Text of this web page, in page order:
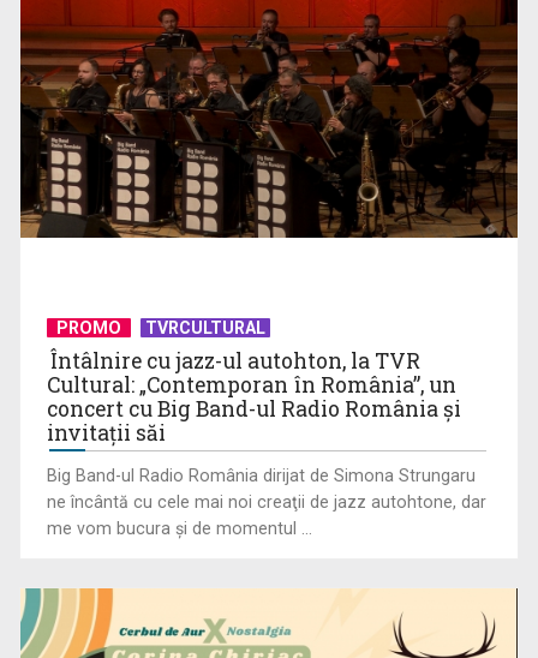
(P) Se poate pune dantură fixă pe implanturi într-o singură
zi? Cum ...
(P) 5 platforme de meditații online din România în 2026
PROMO TVRCULTURAL
Întâlnire cu jazz-ul autohton, la TVR
Cultural: „Contemporan în România”, un
concert cu Big Band-ul Radio România şi
invitaţii săi
Big Band-ul Radio România dirijat de Simona Strungaru
ne încântă cu cele mai noi creaţii de jazz autohtone, dar
me vom bucura şi de momentul ...